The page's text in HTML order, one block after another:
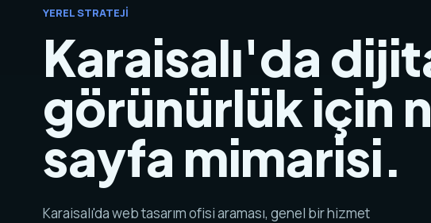
YEREL STRATEJI
Karaisalı'da
görünürlük için
sayfa mimarisi.
Karaisalı'da web tasarım ofisi araması, genel bir hizmet